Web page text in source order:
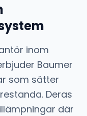
inom
Baumer
som sätter
Deras
där